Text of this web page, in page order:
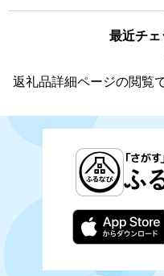
最近チ
返礼品詳細ページの閲覧